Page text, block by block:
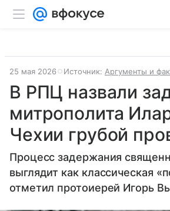
25 мая 2026 Источник: Аргументы и
В РПЦ назвали
митрополита
Чехии грубой
Процесс задержания
выглядит как классическая
отметил протоиерей Игорь